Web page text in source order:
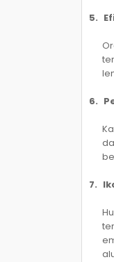
5.
6.
7.